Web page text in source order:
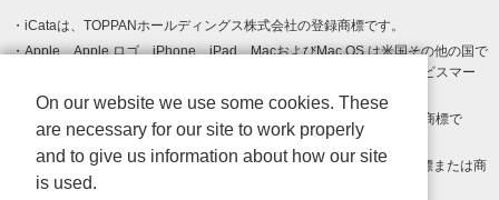
iCataは、TOPPANホールディングス株式会社の登録商標です。
Apple、Apple ロゴ、iPhone、iPad、MacおよびMac OS は米国その他の国で
登録された Apple Inc. の商標です。App Store は Apple Inc. のサービスマー
クです。
Android、Google Play および Google Play ロゴ は Google LLC の商標で
す。
Windows は Microsoft Inc.の米国およびその他の国における登録商標または商
標です。
On our website we use some cookies. These
are necessary for our site to work properly
and to give us information about how our site
is used.